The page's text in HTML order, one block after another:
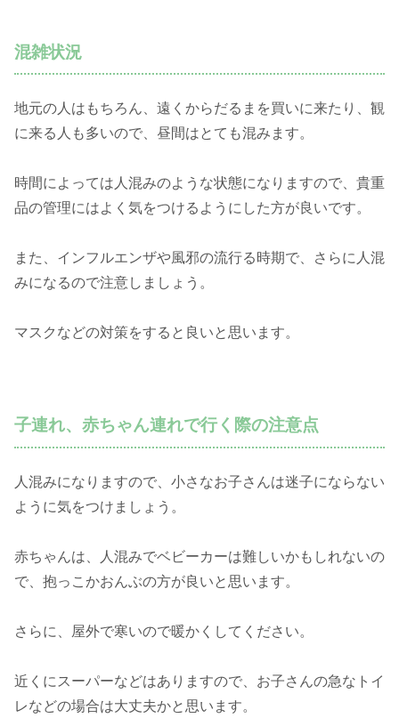
混雑状況
地元の人はもちろん、遠くからだるまを買いに来たり、観
に来る人も多いので、昼間はとても混みます。
時間によっては人混みのような状態になりますので、貴重
品の管理にはよく気をつけるようにした方が良いです。
また、インフルエンザや風邪の流行る時期で、さらに人混
みになるので注意しましょう。
マスクなどの対策をすると良いと思います。
子連れ、赤ちゃん連れで行く際の注意点
人混みになりますので、小さなお子さんは迷子にならない
ように気をつけましょう。
赤ちゃんは、人混みでベビーカーは難しいかもしれないの
で、抱っこかおんぶの方が良いと思います。
さらに、屋外で寒いので暖かくしてください。
近くにスーパーなどはありますので、お子さんの急なトイ
レなどの場合は大丈夫かと思います。